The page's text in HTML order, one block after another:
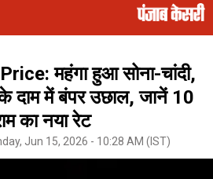
महंगा हुआ सोना-चांदी,
दाम में बंपर उछाल, जानें 10
का नया रेट
Jun 15, 2026 - 10:28 AM (IST)